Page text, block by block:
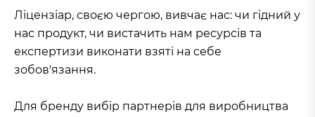
Ліцензіар, своєю чергою, вивчає нас: чи гідний у
нас продукт, чи вистачить нам ресурсів та
експертизи виконати взяті на себе
зобов'язання.
Для бренду вибір партнерів для виробництва